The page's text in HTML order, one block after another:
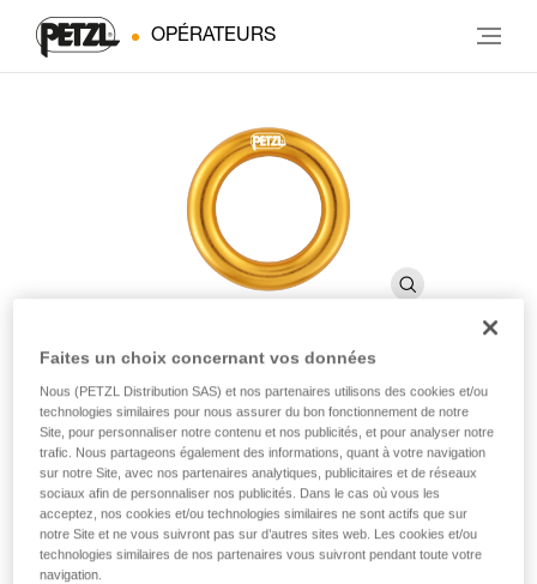
OPÉRATEURS
RING
Anneau de connexion
L’anneau de connexion RING permet de réaliser des
amarrages multiples. La forme circulaire assure un
fonctionnement optimal dans toutes les directions.
Faites un choix concernant vos données
Nous (PETZL Distribution SAS) et nos partenaires utilisons des cookies et/ou
technologies similaires pour nous assurer du bon fonctionnement de notre
Site, pour personnaliser notre contenu et nos publicités, et pour analyser notre
trafic. Nous partageons également des informations, quant à votre navigation
sur notre Site, avec nos partenaires analytiques, publicitaires et de réseaux
sociaux afin de personnaliser nos publicités. Dans le cas où vous les
acceptez, nos cookies et/ou technologies similaires ne sont actifs que sur
notre Site et ne vous suivront pas sur d’autres sites web. Les cookies et/ou
technologies similaires de nos partenaires vous suivront pendant toute votre
navigation.